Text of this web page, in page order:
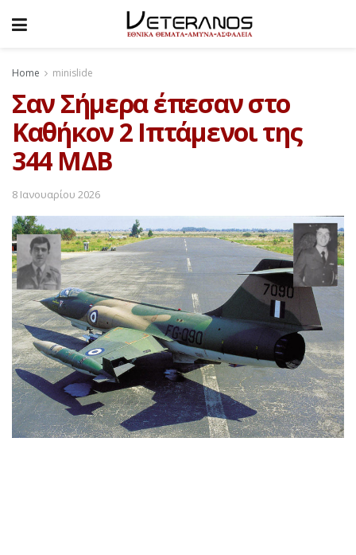
Home minislide
Σαν Σήμερα έπεσαν στο
Καθήκον 2 Ιπτάμενοι της
344 ΜΔΒ
8 Ιανουαρίου 2026